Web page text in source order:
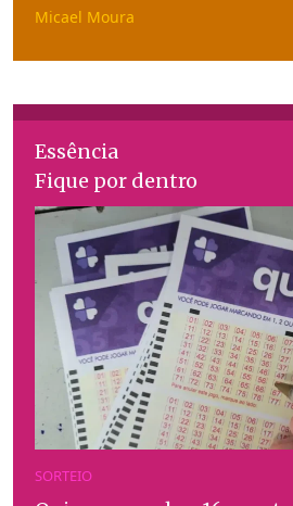
Micael Moura
Essência
Fique por dentro
SORTEIO